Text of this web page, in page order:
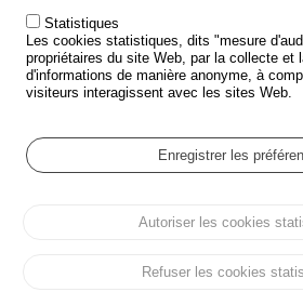
POLITIQUE DE SÉCURITÉ ROUTIÈRE
Outils
AGENDA
GLOSSAIRE
Cookie settings
Protection des données
Statistiques
Les cookies statistiques, dits "mesure
propriétaires du site Web, par la collecte et
d'informations de manière anonyme, à
visiteurs interagissent avec les sites Web.
Enregistrer les
Autoriser les cookies
Refuser les cookies